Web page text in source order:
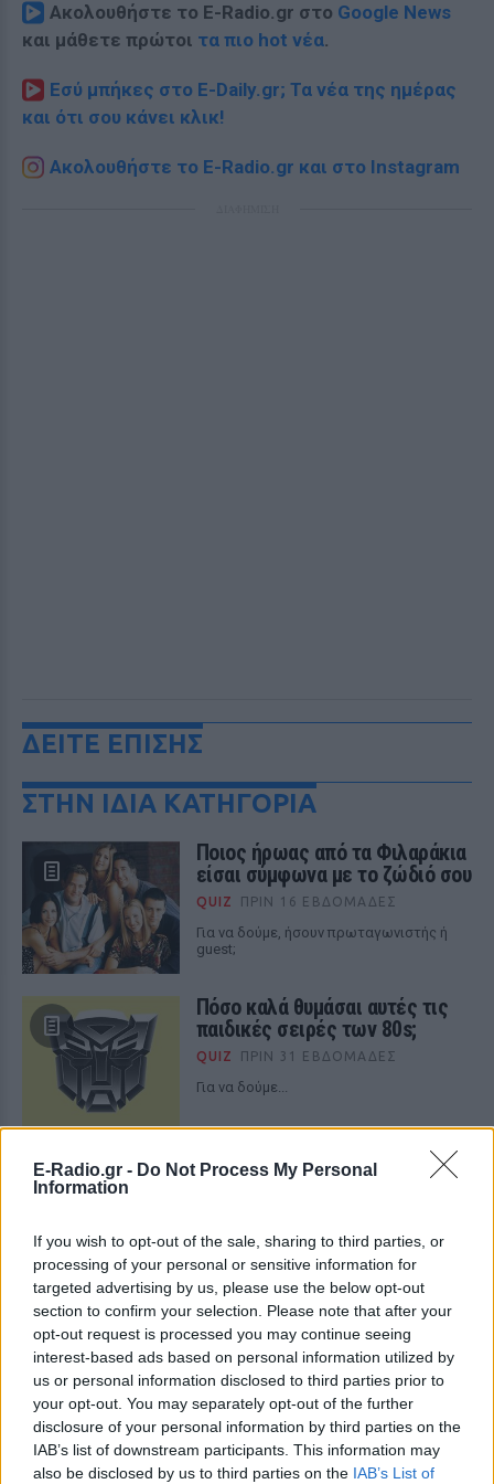
E-Radio.gr - Do Not Process My Personal
Information
If you wish to opt-out of the sale, sharing to third parties, or
processing of your personal or sensitive information for
targeted advertising by us, please use the below opt-out
section to confirm your selection. Please note that after your
opt-out request is processed you may continue seeing
interest-based ads based on personal information utilized by
us or personal information disclosed to third parties prior to
your opt-out. You may separately opt-out of the further
disclosure of your personal information by third parties on the
IAB’s list of downstream participants. This information may
also be disclosed by us to third parties on the IAB’s List of
Ακολουθήστε το E-Radio.gr στο Google News
και μάθετε πρώτοι τα πιο hot νέα.
Εσύ μπήκες στο E-Daily.gr; Τα νέα της ημέρας
και ότι σου κάνει κλικ!
Ακολουθήστε το E-Radio.gr και στο Instagram
ΔΕΙΤΕ ΕΠΙΣΗΣ
ΣΤΗΝ ΙΔΙΑ ΚΑΤΗΓΟΡΙΑ
Ποιος ήρωας από τα Φιλαράκια
είσαι σύμφωνα με το ζώδιό σου
QUIZ ΠΡΙΝ 16 ΕΒΔΟΜΆΔΕΣ
Για να δούμε, ήσουν πρωταγωνιστής ή
guest;
Πόσο καλά θυμάσαι αυτές τις
παιδικές σειρές των 80s;
QUIZ ΠΡΙΝ 31 ΕΒΔΟΜΆΔΕΣ
Για να δούμε...
Ποια ηθοποιός άνω των 50
είναι η φαντασίωση σου;
Πέσαμε κοντά;